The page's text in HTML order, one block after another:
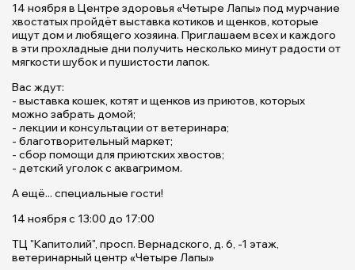
14 ноября в Центре здоровья «Четыре Лапы» под мурчание
хвостатых пройдёт выставка котиков и щенков, которые
ищут дом и любящего хозяина. Приглашаем всех и каждого
в эти прохладные дни получить несколько минут радости от
мягкости шубок и пушистости лапок.
Вас ждут:
- выставка кошек, котят и щенков из приютов, которых
можно забрать домой;
- лекции и консультации от ветеринара;
- благотворительный маркет;
- сбор помощи для приютских хвостов;
- детский уголок с аквагримом.
А ещё... специальные гости!
14 ноября с 13:00 до 17:00
ТЦ "Капитолий", просп. Вернадского, д. 6, -1 этаж,
ветеринарный центр «Четыре Лапы»